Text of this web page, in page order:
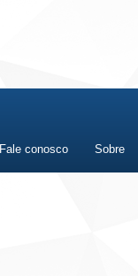
Fale conosco Sobre